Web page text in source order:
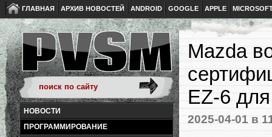
ГЛАВНАЯ АРХИВ НОВОСТЕЙ ANDROID GOOGLE APPLE
НОВОСТИ
ПРОГРАММИРОВАНИЕ
Mazda
EZ-6
2025-04-01 в